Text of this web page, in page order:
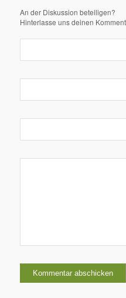
An der Diskussion beteiligen?
Hinterlasse uns deinen